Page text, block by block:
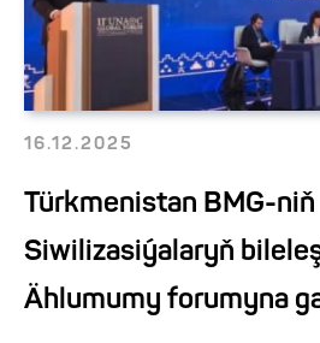
16.12.2025
Türkmenistan BMG-niň
Siwilizasiýalaryň
Ählumumy forumyna